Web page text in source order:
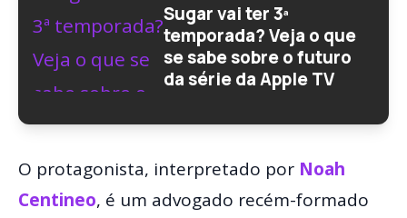
Sugar vai ter 3ª
temporada? Veja o que
se sabe sobre o futuro
da série da Apple TV
O protagonista, interpretado por Noah
Centineo, é um advogado recém-formado